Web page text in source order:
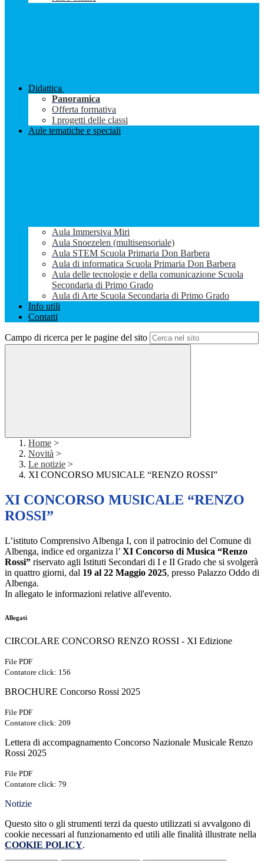
Didattica
Panoramica
Offerta formativa
I progetti delle classi
Aule tematiche e speciali
Aula Immersiva Miri
Aula Snoezelen (multisensoriale)
Aula STEM Scuola Primaria Don Barbera
Aula di informatica Scuola Primaria Don Barbera
Aula delle tecnologie e della comunicazione Scuola
Secondaria di Primo Grado
Aula di Arte Scuola Secondaria di Primo Grado
Info utili
Contatti
Campo di ricerca per le pagine del sito
Home >
Novità >
Le notizie >
XI CONCORSO MUSICALE “RENZO ROSSI”
XI CONCORSO MUSICALE “RENZO
ROSSI”
L’istituto Comprensivo Albenga I, con il patrocinio del Comune di
Albenga, indice ed organizza l’ XI Concorso di Musica “Renzo
Rossi” riservato agli Istituti Secondari di I e II Grado che si svolgerà
in quattro giorni, dal 19 al 22 Maggio 2025, presso Palazzo Oddo di
Albenga.
In allegato le informazioni relative all'evento.
Allegati
CIRCOLARE CONCORSO RENZO ROSSI - XI Edizione
File PDF
Contatore click: 156
BROCHURE Concorso Rossi 2025
File PDF
Contatore click: 209
Lettera di accompagnamento Concorso Nazionale Musicale Renzo
Rossi 2025
File PDF
Contatore click: 79
Notizie
Questo sito o gli strumenti terzi da questo utilizzati si avvalgono di
cookie necessari al funzionamento ed utili alle finalità illustrate nella
COOKIE POLICY.